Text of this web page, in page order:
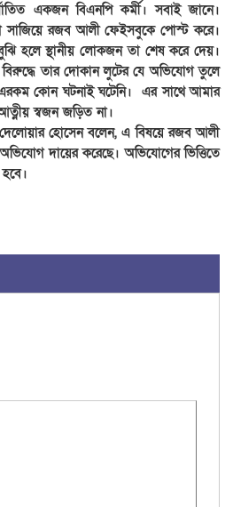
একজন বিএনপি কর্মী। সবাই জানে।
সাজিয়ে রজব আলী ফেইসবুকে পোস্ট করে।
হলে স্থানীয় লোকজন তা শেষ করে দেয়।
তার দোকান লুটের যে অভিযোগ তুলে
এরকম কোন ঘটনাই ঘটেনি। এর সাথে আমার
স্বজন জড়িত না।
দেলোয়ার হোসেন বলেন, এ বিষয়ে রজব আলী
দায়ের করেছে। অভিযোগের ভিত্তিতে